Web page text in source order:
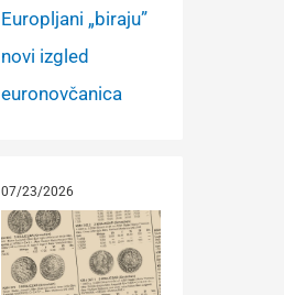
Europljani „biraju”
novi izgled
euronovčanica
07/23/2026